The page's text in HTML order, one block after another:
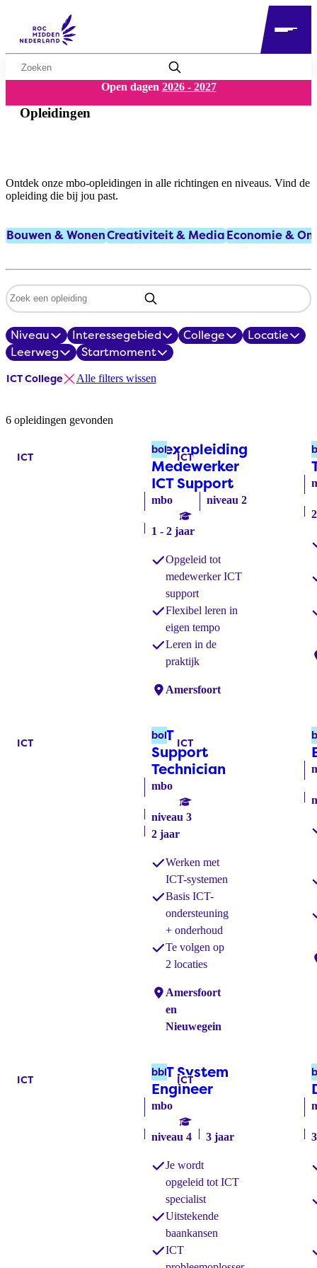
Zoekwoord
Open dagen 2026 - 2027
Opleidingen
Ontdek onze mbo-opleidingen in alle richtingen en niveaus. Vind de
opleiding die bij jou past.
Opleidingscategorieën
Bouwen & WonenCreativiteit & Media​Economie &
Zoekwoord
Filters
Niveau Interessegebied College
Locatie
Leerweg
Startmoment
ICT College Alle filters wissen
Opleidingsoverzicht
6 opleidingen gevonden
Flexopleiding
Medewerker
ICT Support
mbo niveau 2
1 - 2 jaar
bol
Opgeleid tot
medewerker ICT
support
Flexibel leren in
eigen tempo
Leren in de
praktijk
Locaties:
Amersfoort
Labels:
ICT Labels:
ICT
ICT
Support
Technician
mbo
niveau 3
2 jaar
bol
Werken met
ICT-systemen
Basis ICT-
ondersteuning
+ onderhoud
Te volgen op
2 locaties
Locaties:
Amersfoort
en
Nieuwegein
Labels:
ICT Labels:
ICT
ICT System
Engineer
mbo
niveau 4 3 jaar
bbl
Je wordt
opgeleid tot ICT
specialist
Uitstekende
baankansen
ICT
Labels:
ICT Labels:
ICT